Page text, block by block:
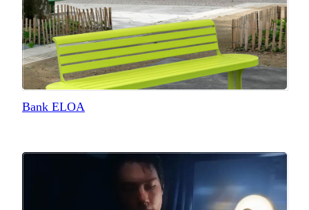
Bank ELOA